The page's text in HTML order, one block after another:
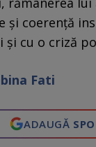
și coerență
și cu o criză
Fati
ADAUGĂ